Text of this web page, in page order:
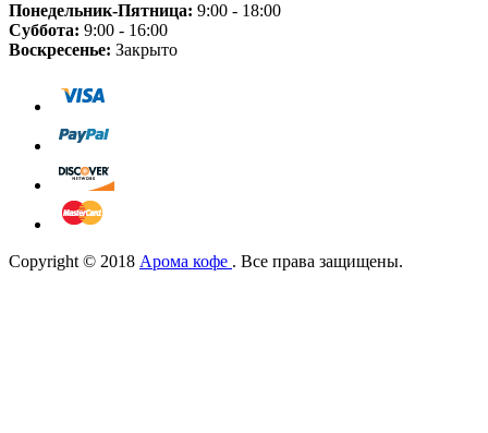
Понедельник-Пятница: 9:00 - 18:00
Суббота: 9:00 - 16:00
Воскресенье: Закрыто
Copyright © 2018 Арома кофе . Все права защищены.